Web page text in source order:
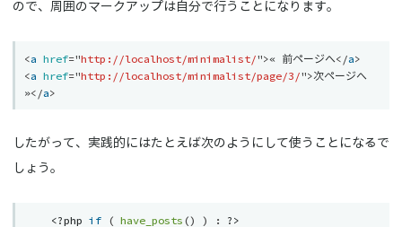
ので、周囲のマークアップは自分で行うことになります。
<a href="http://localhost/minimalist/">« 前ページへ</a>
<a href="http://localhost/minimalist/page/3/">次ページへ
»</a>
したがって、実践的にはたとえば次のようにして使うことになるで
しょう。
<?php if ( have_posts () ) :
?>